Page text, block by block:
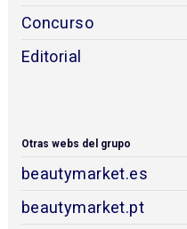
Concurso
Editorial
Otras webs del grupo
beautymarket.es
beautymarket.pt